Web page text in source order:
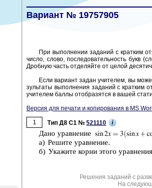
Вариант № 19757905
При вы­пол­не­нии за­да­ний с крат­ким
число, слово, по­сле­до­ва­тель­ность букв
Дроб­ную часть от­де­ляй­те от целой
Если ва­ри­ант задан учи­те­лем, вы
зуль­та­ты вы­пол­не­ния за­да­ний с крат­ким
учи­те­лем баллы отоб­ра­зят­ся в вашей
Версия для печати и копирования в MS
1
Тип Д8 C1 № 521110 i
Дано урав­не­ние
а) Ре­ши­те урав­не­ние.
б) Ука­жи­те корни этого
Решения заданий с
На